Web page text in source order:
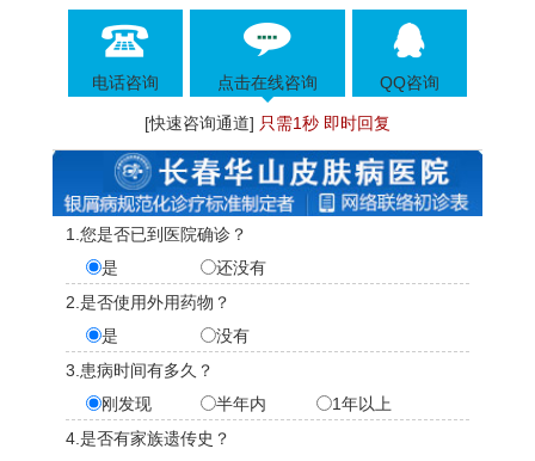
电话咨询 点击在线咨询 QQ咨询
[快速咨询通道] 只需1秒 即时回复
1.您是否已到医院确诊？
是
还没有
2.是否使用外用药物？
是
没有
3.患病时间有多久？
刚发现
半年内
1年以上
4.是否有家族遗传史？